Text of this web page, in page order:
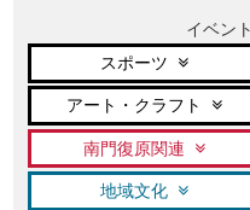
イベン
スポーツ
アート・クラフト
南門復原関連
地域文化